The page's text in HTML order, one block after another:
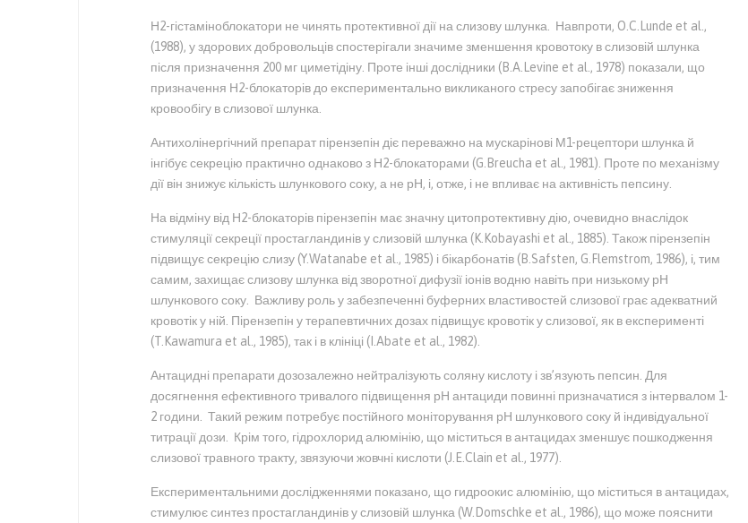
Н2-гістаміноблокатори не чинять протективної дії на слизову шлунка. Навпроти, O.C.Lunde et al.,
(1988), у здорових добровольців спостерігали значиме зменшення кровотоку в слизовій шлунка
після призначення 200 мг циметідіну. Проте інші дослідники (B.A.Levine et al., 1978) показали, що
призначення Н2-блокаторів до експериментально викликаного стресу запобігає зниження
кровообігу в слизової шлунка.
Антихолінергічний препарат пірензепін діє переважно на мускарінові М1-рецептори шлунка й
інгібує секрецію практично однаково з Н2-блокаторами (G.Breucha et al., 1981). Проте по механізму
дії він знижує кількість шлункового соку, а не рН, і, отже, і не впливає на активність пепсину.
На відміну від Н2-блокаторів пірензепін має значну цитопротективну дію, очевидно внаслідок
стимуляції секреції простагландинів у слизовій шлунка (K.Kobayashi et al., 1885). Також пірензепін
підвищує секрецію слизу (Y.Watanabe et al., 1985) і бікарбонатів (B.Safsten, G.Flemstrom, 1986), і, тим
самим, захищає слизову шлунка від зворотної дифузії іонів водню навіть при низькому рН
шлункового соку. Важливу роль у забезпеченні буферних властивостей слизової грає адекватний
кровотік у ній. Пірензепін у терапевтичних дозах підвищує кровотік у слизової, як в експерименті
(T.Kawamura et al., 1985), так і в клініці (I.Abate et al., 1982).
Антацидні препарати дозозалежно нейтралізують соляну кислоту і зв’язують пепсин. Для
досягнення ефективного тривалого підвищення рН антациди повинні призначатися з інтервалом 1-
2 години. Такий режим потребує постійного моніторування рН шлункового соку й індивідуальної
титрації дози. Крім того, гідрохлорид алюмінію, що міститься в антацидах зменшує пошкодження
слизової травного тракту, звязуючи жовчні кислоти (J.E.Clain et al., 1977).
Експериментальними дослідженнями показано, що гидроокис алюмінію, що міститься в антацидах,
стимулює синтез простагландинів у слизовій шлунка (W.Domschke et al., 1986), що може пояснити